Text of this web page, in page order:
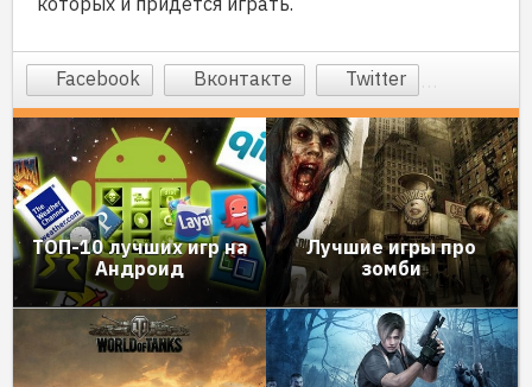
Facebook Вконтакте Twitter
ТОП-10 лучших игр на
Андроид
Лучшие игры про
зомби